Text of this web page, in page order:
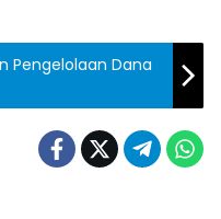
Pengelolaan Dana